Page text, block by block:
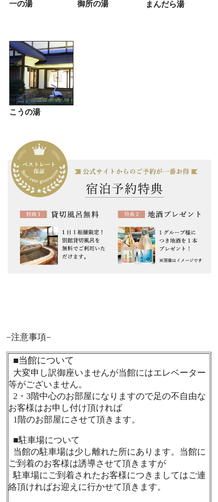
一の湯 御所の湯 まんだら湯
こうの湯
−注意事項−
■当館について
大変申し訳御座いませんが当館にはエレベーター
等がございません。
2・3階中心のお部屋になりますので足の不自由な
お客様はお申し付け頂ければ
1階のお部屋にさせて頂きます。
■駐車場について
当館の駐車場は少し離れた所にあります。当館に
ご到着のお客様は誘導させて頂きますが
駐車場にご到着されたお客様につきましてはご連
絡頂ければお迎えに行かせて頂きます。